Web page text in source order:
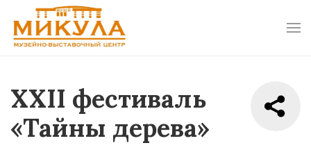
ХХII фестиваль
«Тайны дерева»